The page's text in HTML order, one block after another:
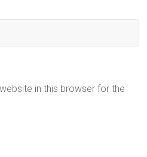
in this browser for the